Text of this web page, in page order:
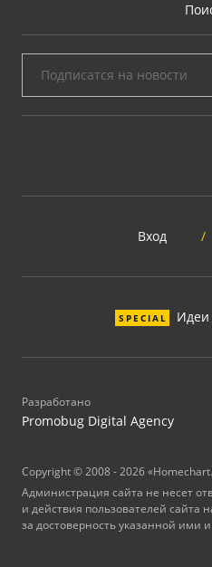
Вход /
SPECIAL Идеи
Разработано
Promobug Digital Agency
Copyright © 2008 - 2026
Администрация сайта не несет
и действия пользователей сайта
за достоверность указанной ими